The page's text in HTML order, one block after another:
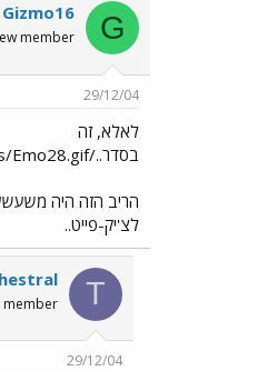
G
Gizmo16
member
29/12/04
לאלא, זה
בסדר../images/Emo6.gif../images/Emo28.gif
הריב הזה היה
לצ'יק-פייט..
T
member
29/12/04